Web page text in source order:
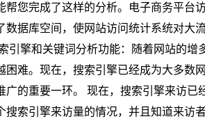
帮您完成了这样的分析。电子商务平台
数据库空间，使网站访问统计系统对大
引擎和关键词分析功能：随着网站的增
困难。现在，搜索引擎已经成为大多数
广的重要一环。 现在，搜索引擎来访
搜索引擎来访量的情况，并且知道来访